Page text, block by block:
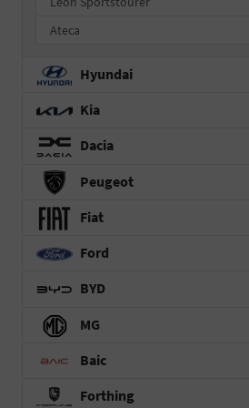
Ateca
Hyundai
Kia
Dacia
Peugeot
Fiat
Ford
BYD
MG
Baic
Forthing